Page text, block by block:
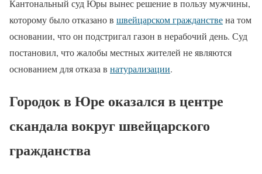
Кантональный суд Юры вынес решение в пользу мужчины,
которому было отказано в швейцарском гражданствена том
основании, что он подстригал газон в нерабочий день. Суд
постановил, что жалобы местных жителей не являются
основанием для отказа в натурализации.
Городок в Юре оказался в центре
скандала вокруг швейцарского
гражданства